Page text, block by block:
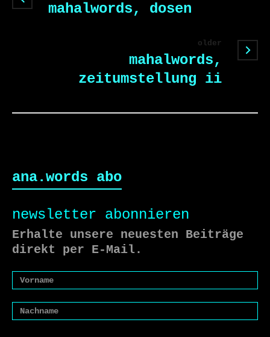
mahalwords, dosen
older
mahalwords,
zeitumstellung ii
ana.words abo
newsletter abonnieren
Erhalte unsere neuesten Beiträge
direkt per E-Mail.